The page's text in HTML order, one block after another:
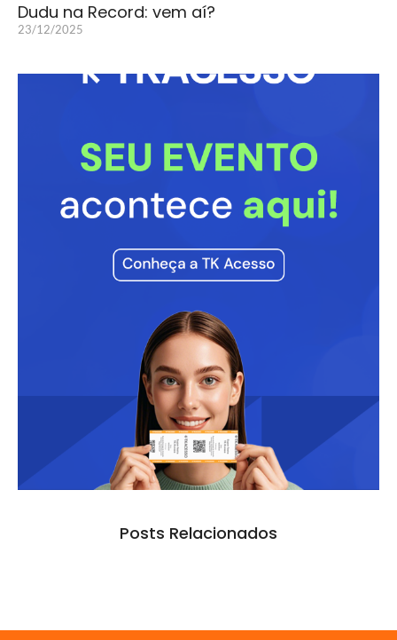
Dudu na Record: vem aí?
23/12/2025
Posts Relacionados